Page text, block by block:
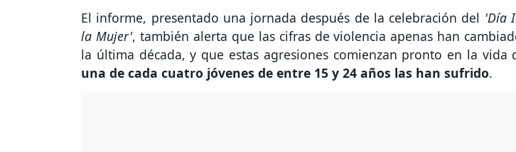
El informe, presentado una jornada después de la celebración del 'Día
la Mujer', también alerta que las cifras de violencia apenas han
la última década, y que estas agresiones comienzan pronto en la vida
una de cada cuatro jóvenes de entre 15 y 24 años las han sufrido.